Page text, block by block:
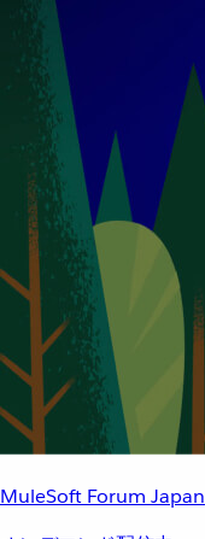
MuleSoft Forum Japan